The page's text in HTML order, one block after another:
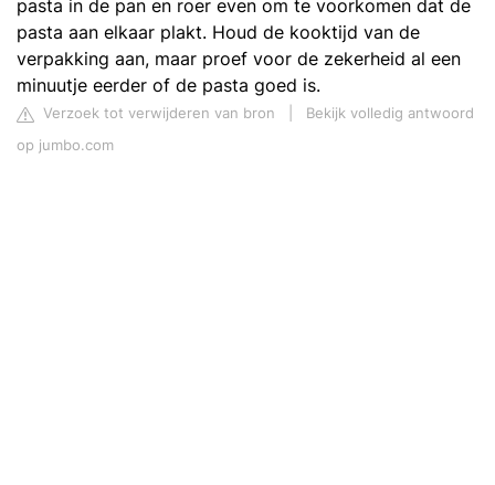
pasta in de pan en roer even om te voorkomen dat de
pasta aan elkaar plakt. Houd de kooktijd van de
verpakking aan, maar proef voor de zekerheid al een
minuutje eerder of de pasta goed is.
Verzoek tot verwijderen van bron
Bekijk volledig antwoord
op jumbo.com